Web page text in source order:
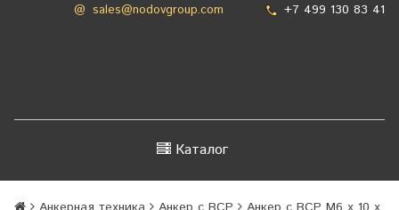
@ sales@nodovgroup.com +7 499 130 83 41
Каталог